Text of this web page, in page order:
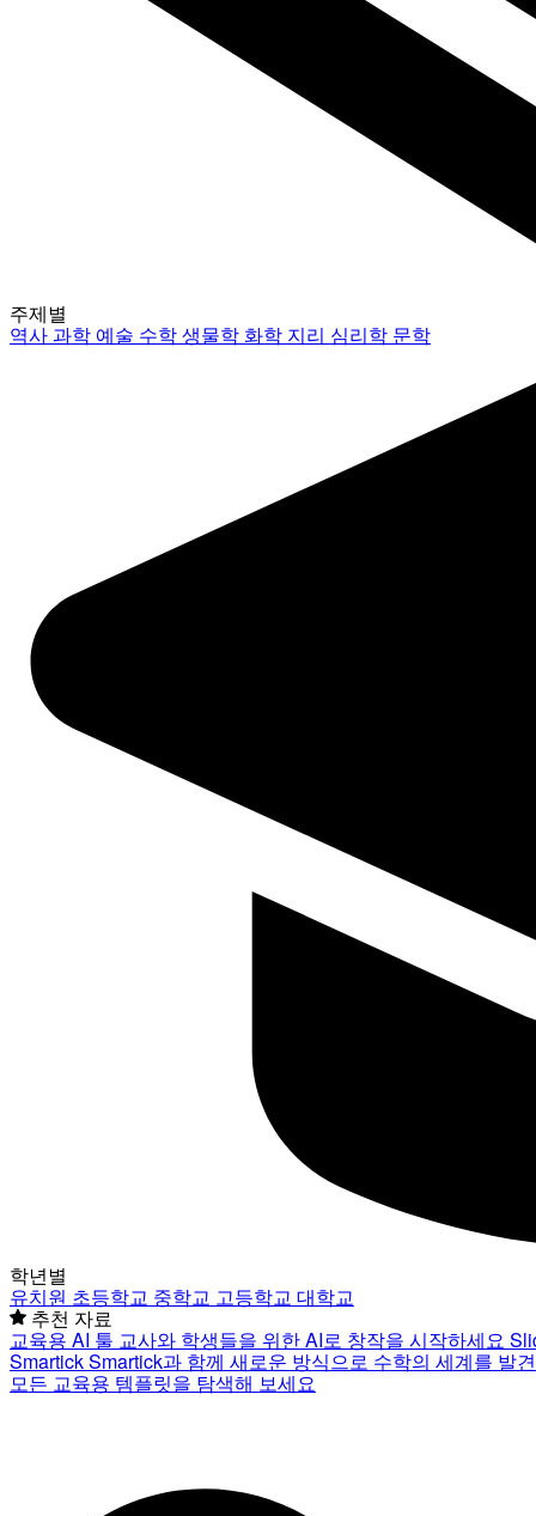
주제별
역사과학 예술 수학생물학 화학 지리 심리학 문학
학년별
유치원 초등학교 중학교 고등학교 대학교
추천 자료
교육용 AI 툴 교사와 학생들을 위한 AI로 창작을 시작하세요
SmartickSmartick과 함께 새로운 방식으로 수학의 세계를 발
모든 교육용 템플릿을 탐색해 보세요